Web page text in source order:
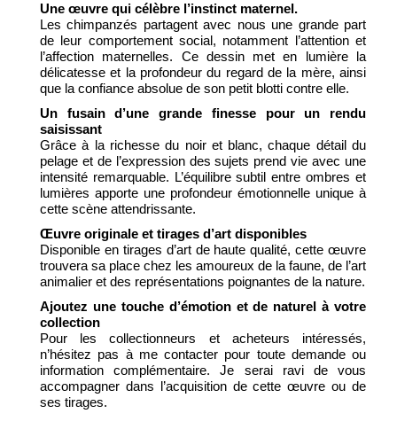
Une œuvre qui célèbre l’instinct maternel.
Les chimpanzés partagent avec nous une grande part
de leur comportement social, notamment l’attention et
l’affection maternelles. Ce dessin met en lumière la
délicatesse et la profondeur du regard de la mère, ainsi
que la confiance absolue de son petit blotti contre elle.
Un fusain d’une grande finesse pour un rendu
saisissant
Grâce à la richesse du noir et blanc, chaque détail du
pelage et de l’expression des sujets prend vie avec une
intensité remarquable. L’équilibre subtil entre ombres et
lumières apporte une profondeur émotionnelle unique à
cette scène attendrissante.
Œuvre originale et tirages d’art disponibles
Disponible en tirages d’art de haute qualité, cette œuvre
trouvera sa place chez les amoureux de la faune, de l’art
animalier et des représentations poignantes de la nature.
Ajoutez une touche d’émotion et de naturel à votre
collection
Pour les collectionneurs et acheteurs intéressés,
n’hésitez pas à me contacter pour toute demande ou
information complémentaire. Je serai ravi de vous
accompagner dans l’acquisition de cette œuvre ou de
ses tirages.